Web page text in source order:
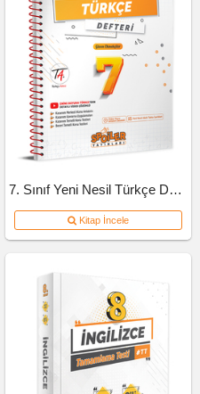
7. Sınıf Yeni Nesil Türkçe Defteri
Kitap İncele